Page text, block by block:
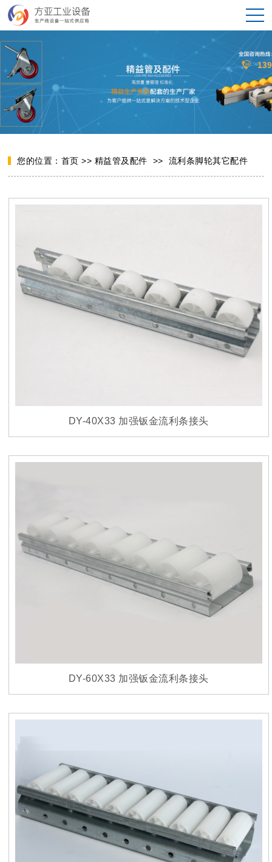
您的位置： 首页 >> 精益管及配件 >> 流利条脚轮其它配件
DY-40X33 加强钣金流利条接头
DY-60X33 加强钣金流利条接头